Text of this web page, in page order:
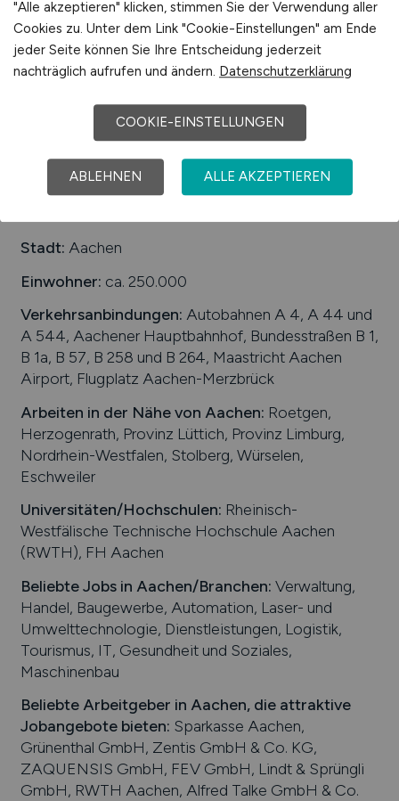
Hays
31.08.2025
1
Stadt: Aachen
Einwohner: ca. 250.000
Verkehrsanbindungen: Autobahnen A 4, A 44 und
A 544, Aachener Hauptbahnhof, Bundesstraßen B 1,
B 1a, B 57, B 258 und B 264, Maastricht Aachen
Airport, Flugplatz Aachen-Merzbrück
Arbeiten in der Nähe von Aachen: Roetgen,
Herzogenrath, Provinz Lüttich, Provinz Limburg,
Nordrhein-Westfalen, Stolberg, Würselen,
Eschweiler
Universitäten/Hochschulen: Rheinisch-
Westfälische Technische Hochschule Aachen
(RWTH), FH Aachen
Beliebte Jobs in Aachen/Branchen: Verwaltung,
Handel, Baugewerbe, Automation, Laser- und
Umwelttechnologie, Dienstleistungen, Logistik,
Tourismus, IT, Gesundheit und Soziales,
Maschinenbau
Beliebte Arbeitgeber in Aachen, die attraktive
Jobangebote bieten: Sparkasse Aachen,
Grünenthal GmbH, Zentis GmbH & Co. KG,
ZAQUENSIS GmbH, FEV GmbH, Lindt & Sprüngli
GmbH, RWTH Aachen, Alfred Talke GmbH & Co.
"Alle akzeptieren" klicken, stimmen Sie der Verwendung aller
Cookies zu. Unter dem Link "Cookie-Einstellungen" am Ende
jeder Seite können Sie Ihre Entscheidung jederzeit
nachträglich aufrufen und ändern. Datenschutzerklärung
COOKIE-EINSTELLUNGEN
ABLEHNEN ALLE AKZEPTIEREN